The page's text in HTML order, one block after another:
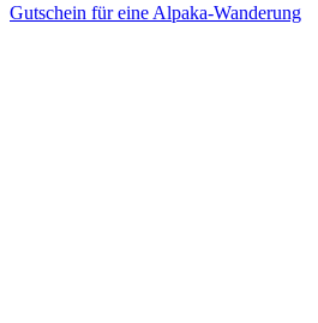
Gutschein für eine Alpaka-Wanderung